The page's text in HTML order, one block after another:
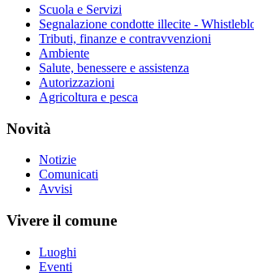
Scuola e Servizi
Segnalazione condotte illecite -
Tributi, finanze e contravvenzioni
Ambiente
Salute, benessere e assistenza
Autorizzazioni
Agricoltura e pesca
Novità
Notizie
Comunicati
Avvisi
Vivere il comune
Luoghi
Eventi